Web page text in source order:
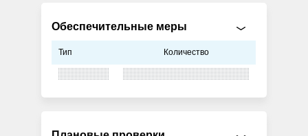
Обеспечительные меры
Тип Количество